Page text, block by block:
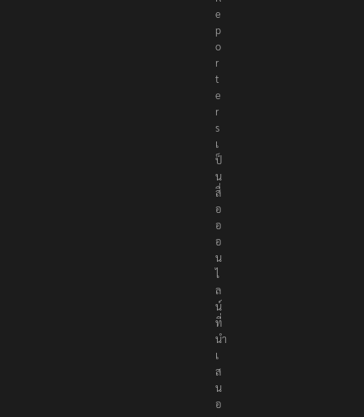
e
p
o
r
t
e
r
s
เ
ป็
น
สื่
อ
อ
อ
น
ไ
ล
น์
ที่
นำ
เ
ส
น
อ